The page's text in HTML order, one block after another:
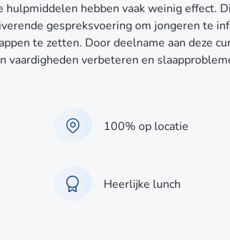
hebben vaak weinig effect.
gespreksvoering om jongeren te
te zetten. Door deelname aan deze
vaardigheden verbeteren en
100% op locatie
Heerlijke lunch